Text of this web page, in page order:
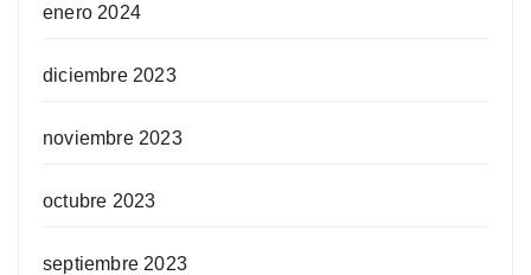
enero 2024
diciembre 2023
noviembre 2023
octubre 2023
septiembre 2023